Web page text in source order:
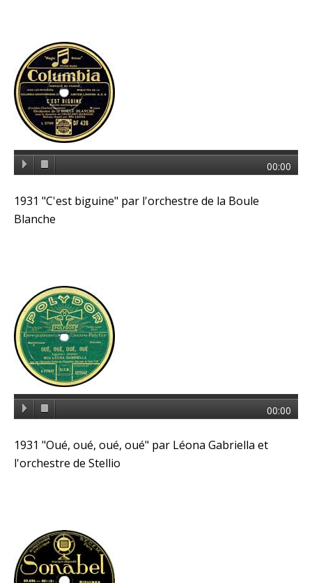
00:00
1931 "C'est biguine" par l'orchestre de la Boule
Blanche
00:00
1931 "Oué, oué, oué, oué" par Léona Gabriella et
l'orchestre de Stellio